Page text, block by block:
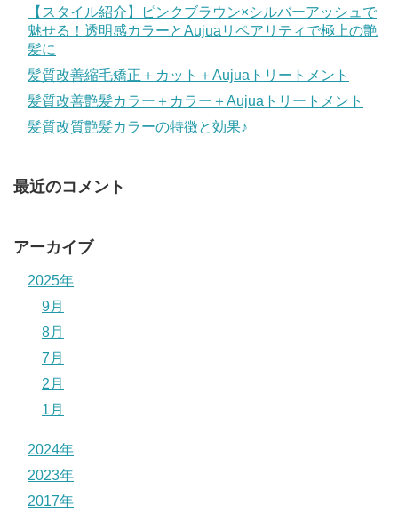
【スタイル紹介】ピンクブラウン×シルバーアッシュで
魅せる！透明感カラーとAujuaリペアリティで極上の艶
髪に
髪質改善縮毛矯正＋カット＋Aujuaトリートメント
髪質改善艶髪カラー＋カラー＋Aujuaトリートメント
髪質改質艶髪カラーの特徴と効果♪
最近のコメント
アーカイブ
2025年
9月
8月
7月
2月
1月
2024年
2023年
2017年